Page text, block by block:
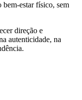
bem-estar físico, sem
direção e
autenticidade, na